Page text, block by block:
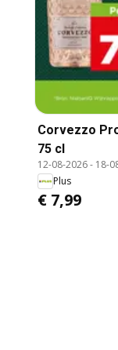
Corvezzo
75 cl
12-08-2026- 18-
Plus
€ 7,99